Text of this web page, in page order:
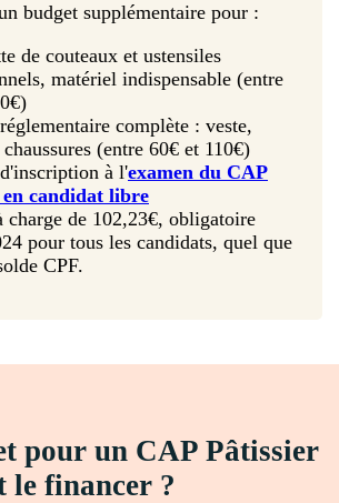
budget supplémentaire pour :
de couteaux et ustensiles
matériel indispensable (entre
complète : veste,
(entre 60€ et 110€)
à l'examen du CAP
candidat libre
charge de 102,23€, obligatoire
pour tous les candidats, quel que
CPF.
pour un CAP Pâtissier
le financer ?